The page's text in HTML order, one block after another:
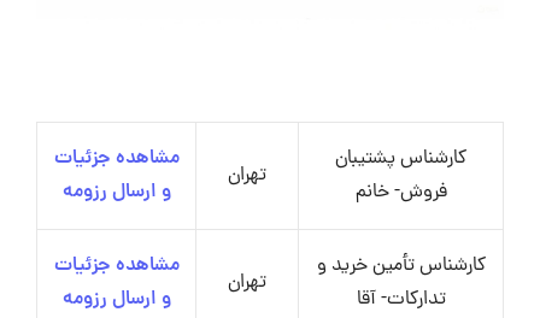
کارشناس پشتیبان
فروش- خانم
تهران
مشاهده جزئیات
و ارسال رزومه
کارشناس تأمین خرید و
تدارکات- آقا
تهران
مشاهده جزئیات
و ارسال رزومه